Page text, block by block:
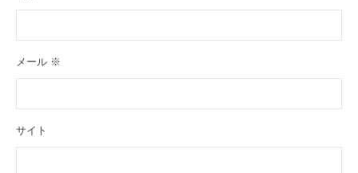
メール ※
サイト